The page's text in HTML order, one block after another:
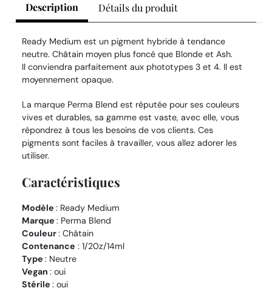
Description Détails du produit
Ready Medium est un pigment hybride à tendance
neutre. Châtain moyen plus foncé que Blonde et Ash.
Il conviendra parfaitement aux phototypes 3 et 4. Il est
moyennement opaque.
La marque Perma Blend est réputée pour ses couleurs
vives et durables, sa gamme est vaste, avec elle, vous
répondrez à tous les besoins de vos clients. Ces
pigments sont faciles à travailler, vous allez adorer les
utiliser.
Caractéristiques
Modèle : Ready Medium
Marque : Perma Blend
Couleur: Châtain
Contenance : 1/20z/14ml
Type : Neutre
Vegan : oui
Stérile : oui